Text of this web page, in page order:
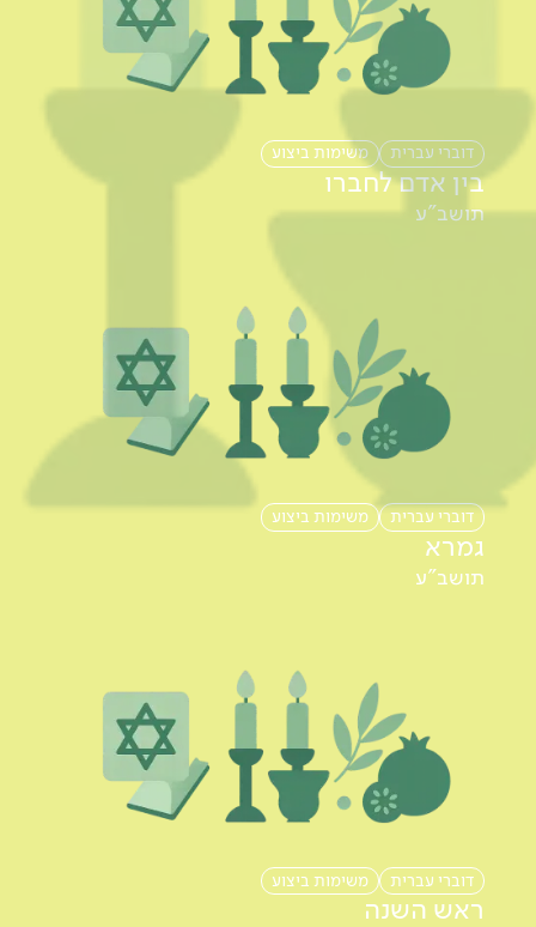
דוברי עברית משימות ביצוע
בין אדם לחברו
תושב"ע
דוברי עברית משימות ביצוע
גמרא
תושב"ע
דוברי עברית משימות ביצוע
ראש השנה